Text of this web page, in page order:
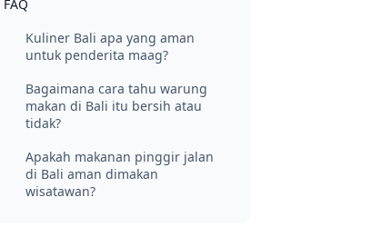
FAQ
Kuliner Bali apa yang aman
untuk penderita maag?
Bagaimana cara tahu warung
makan di Bali itu bersih atau
tidak?
Apakah makanan pinggir jalan
di Bali aman dimakan
wisatawan?